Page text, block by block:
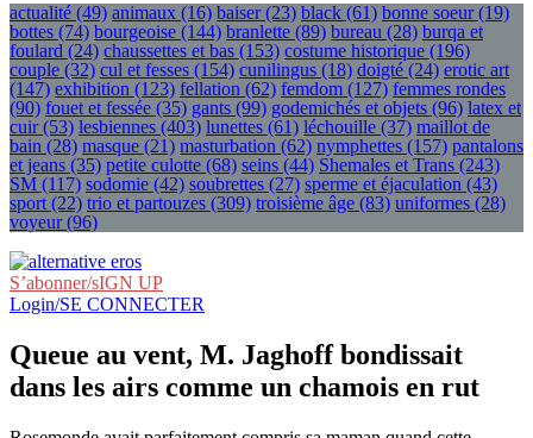
actualité (49) animaux (16) baiser(23) black (61) bonne soeur(19)
bottes (74) bourgeoise (144) branlette (89) bureau (28) burqa et
foulard (24) chaussettes et bas (153) costume historique (196)
couple (32) cul et fesses (154) cunilingus (18) doigté (24) erotic art
(147) exhibition (123) fellation (62) femdom (127) femmes rondes
(90) fouet et fessée (35) gants (99) godemichés et objets (96) latex et
cuir(53) lesbiennes (403) lunettes (61) léchouille (37) maillot de
bain (28) masque (21) masturbation (62) nymphettes (157) pantalons
et jeans (35) petite culotte (68) seins (44) Shemales et Trans (243)
SM (117) sodomie (42) soubrettes (27) sperme et éjaculation (43)
sport (22) trio et partouzes (309) troisième âge (83) uniformes (28)
voyeur(96)
S’abonner/sIGN UP
Login/SE CONNECTER
Queue au vent, M. Jaghoff bondissait
dans les airs comme un chamois en rut